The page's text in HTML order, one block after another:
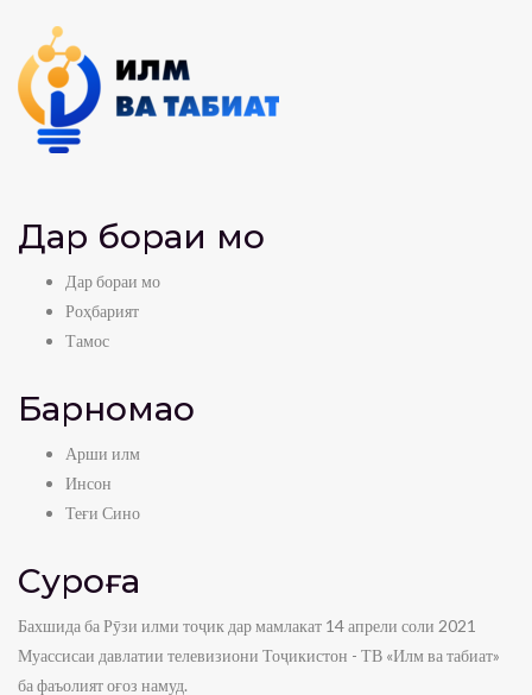
Дар бораи мо
Дар бораи мо
Роҳбарият
Тамос
Барномаҳо
Арши илм
Инсон
Теғи Сино
Суроға
Бахшида ба Рӯзи илми тоҷик дар мамлакат 14 апрели соли 2021
Муассисаи давлатии телевизиони Тоҷикистон - ТВ «Илм ва табиат»
ба фаъолият оғоз намуд.